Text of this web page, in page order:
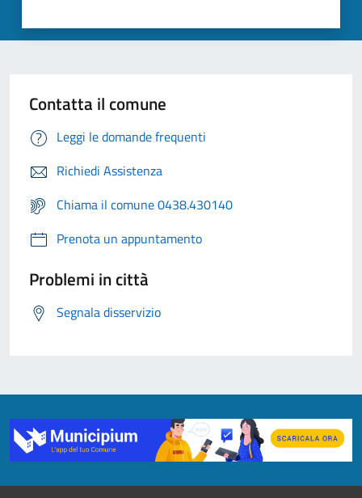
Contatta il comune
Leggi le domande frequenti
Richiedi Assistenza
Chiama il comune 0438.430140
Prenota un appuntamento
Problemi in città
Segnala disservizio